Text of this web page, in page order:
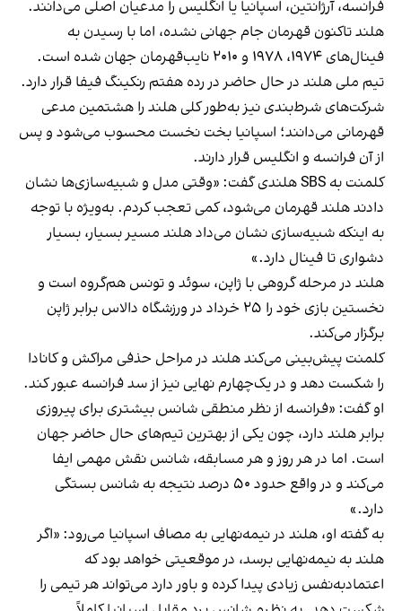
فرانسه، آرژانتین، اسپانیا یا انگلیس را مدعیان اصلی می‌دانند.
هلند تاکنون قهرمان جام جهانی نشده، اما با رسیدن به
فینال‌های ۱۹۷۴، ۱۹۷۸ و ۲۰۱۰ نایب‌قهرمان جهان شده است.
تیم ملی هلند در حال حاضر در رده هفتم رنکینگ فیفا قرار دارد.
شرکت‌های شرط‌بندی نیز به‌طور کلی هلند را هشتمین مدعی
قهرمانی می‌دانند؛ اسپانیا بخت نخست محسوب می‌شود و پس
از آن فرانسه و انگلیس قرار دارند.
کلمنت به SBS هلندی گفت: «وقتی مدل و شبیه‌سازی‌ها نشان
دادند هلند قهرمان می‌شود، کمی تعجب کردم. به‌ویژه با توجه
به اینکه شبیه‌سازی نشان می‌داد هلند مسیر بسیار، بسیار
دشواری تا فینال دارد.»
هلند در مرحله گروهی با ژاپن، سوئد و تونس هم‌گروه است و
نخستین بازی خود را ۲۵ خرداد در ورزشگاه دالاس برابر ژاپن
برگزار می‌کند.
کلمنت پیش‌بینی می‌کند هلند در مراحل حذفی مراکش و کانادا
را شکست دهد و در یک‌چهارم نهایی نیز از سد فرانسه عبور کند.
او گفت: «فرانسه از نظر منطقی شانس بیشتری برای پیروزی
برابر هلند دارد، چون یکی از بهترین تیم‌های حال حاضر جهان
است. اما در هر روز و هر مسابقه، شانس نقش مهمی ایفا
می‌کند و در واقع حدود ۵۰ درصد نتیجه به شانس بستگی
دارد.»
به گفته او، هلند در نیمه‌نهایی به مصاف اسپانیا می‌رود: «اگر
هلند به نیمه‌نهایی برسد، در موقعیتی خواهد بود که
اعتمادبه‌نفس زیادی پیدا کرده و باور دارد می‌تواند هر تیمی را